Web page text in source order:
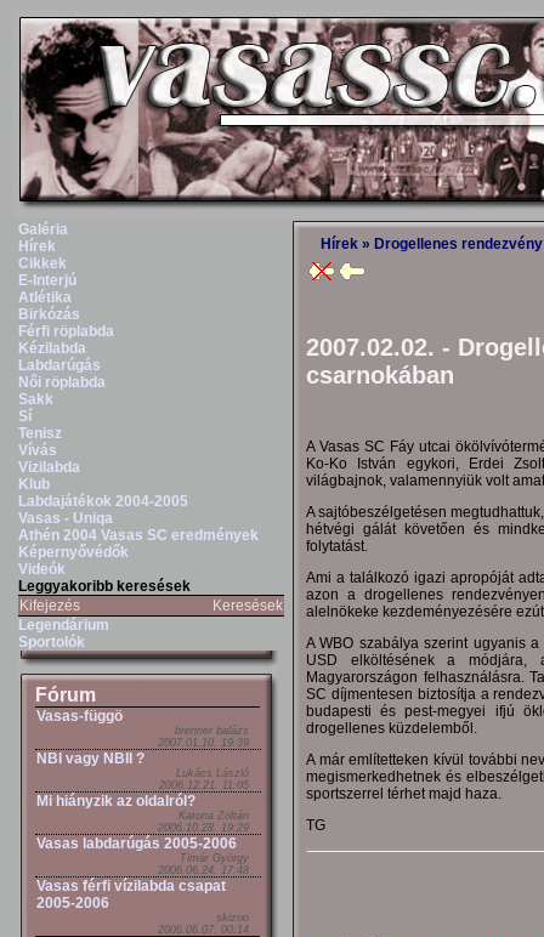
Galéria
Hírek
Cikkek
E-Interjú
Atlétika
Birkózás
Férfi röplabda
Kézilabda
Labdarúgás
Női röplabda
Sakk
Sí
Tenisz
Vívás
Vizilabda
Klub
Labdajátékok 2004-2005
Vasas - Uniqa
Athén 2004 Vasas SC eredmények
Képernyővédők
Videók
Leggyakoribb keresések
Kifejezés
Keresések
Legendárium
Sportolók
Fórum
Vasas-függö
brenner balázs
2007.01.10. 19:39
NBI vagy NBII ?
Lukács László
2006.12.21. 11:05
Mi hiányzik az oldalról?
Katona Zoltán
2006.10.28. 19:29
Vasas labdarúgás 2005-2006
Timár György
2006.06.24. 17:48
Vasas férfi vízilabda csapat
2005-2006
skizoo
2006.06.07. 00:14
Hírek » Drogellenes
2007.02.02. -
csarnokában
A Vasas SC Fáy utcai
Ko-Ko István egykori, Erdei
világbajnok, valamennyiük volt
A sajtóbeszélgetésen
hétvégi gálát követően és
folytatást.
Ami a találkozó igazi apropóját
azon a drogellenes
alelnökeke kezdeményezésére
A WBO szabálya szerint ugyanis
USD elköltésének a módjára,
Magyarországon felhasználásra.
SC díjmentesen biztosítja a
budapesti és pest-megyei ifjú
drogellenes küzdelemből.
A már említetteken kívül további
megismerkedhetnek és
sportszerrel térhet majd haza.
TG